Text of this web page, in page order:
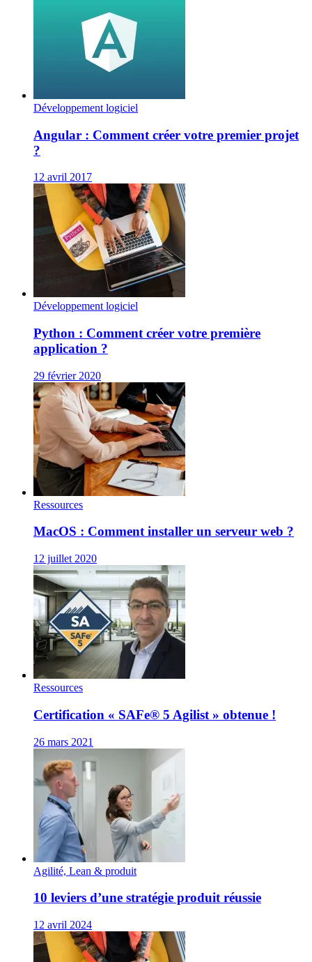
Développement logiciel
Angular : Comment créer votre premier projet
?
12 avril 2017
Développement logiciel
Python : Comment créer votre première
application ?
29 février 2020
Ressources
MacOS : Comment installer un serveur web ?
12 juillet 2020
Ressources
Certification « SAFe® 5 Agilist » obtenue !
26 mars 2021
Agilité, Lean & produit
10 leviers d’une stratégie produit réussie
12 avril 2024